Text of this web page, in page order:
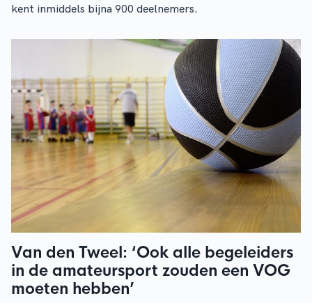
kent inmiddels bijna 900 deelnemers.
Van den Tweel: ‘Ook alle begeleiders
in de amateursport zouden een VOG
moeten hebben’